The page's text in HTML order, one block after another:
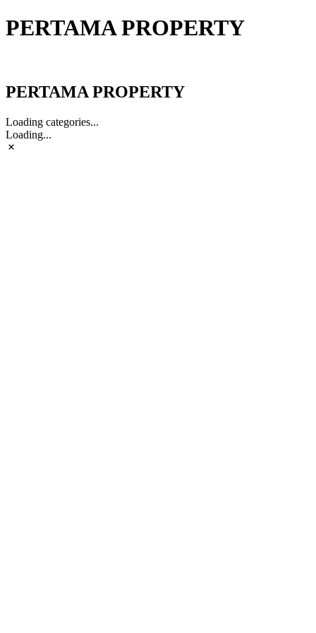
PERTAMA PROPERTY
PERTAMA PROPERTY
Loading categories...
Loading...